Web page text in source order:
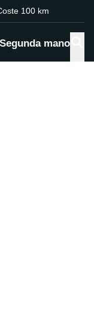
100 km
Segunda mano